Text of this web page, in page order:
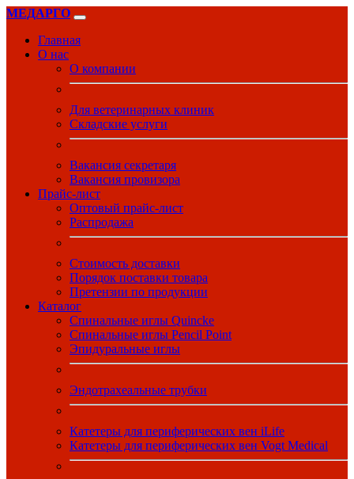
МЕДАРГО
Главная
О нас
О компании
Для ветеринарных клиник
Складские услуги
Вакансия секретаря
Вакансия провизора
Прайс-лист
Оптовый прайс-лист
Распродажа
Стоимость доставки
Порядок поставки товара
Претензии по продукции
Каталог
Спинальные иглы Quincke
Спинальные иглы Pencil Point
Эпидуральные иглы
Эндотрахеальные трубки
Катетеры для периферических вен iLife
Катетеры для периферических вен Vogt Medical